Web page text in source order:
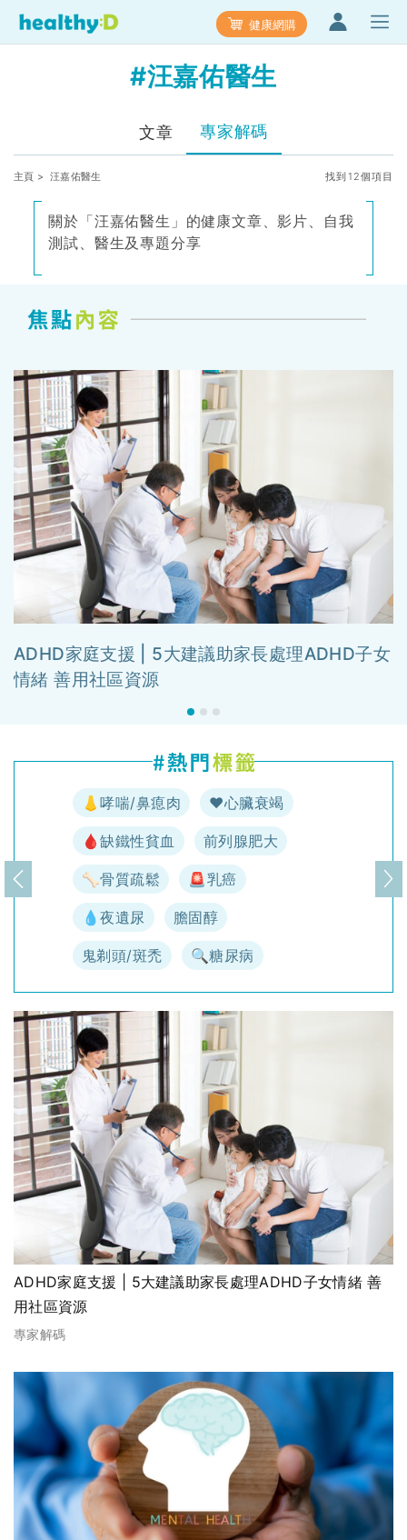
健康網購
#汪嘉佑醫生
文章 專家解碼
主頁 > 汪嘉佑醫生 找到12個項目
關於「汪嘉佑醫生」的健康文章、影片、自我
測試、醫生及專題分享
ADHD家庭支援 | 5大建議助家長處理ADHD子女
情緒 善用社區資源
👃哮喘/鼻瘜肉 ♥️心臟衰竭
🩸缺鐵性貧血 前列腺肥大
🦴骨質疏鬆 🚨乳癌
💧夜遺尿 膽固醇
鬼剃頭/斑禿 🔍糖尿病
上一頁 下
ADHD家庭支援 | 5大建議助家長處理ADHD子女情緒 善
用社區資源
專家解碼